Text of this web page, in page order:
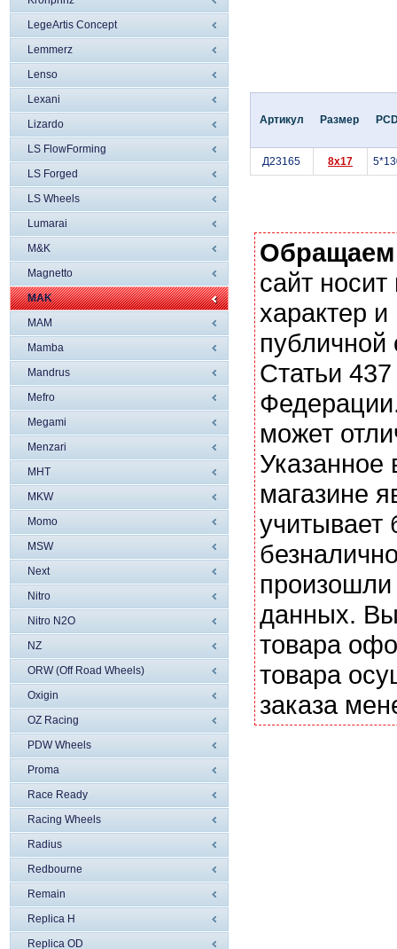
LegeArtis Concept
Lemmerz
Lenso
Lexani
Lizardo
LS FlowForming
LS Forged
LS Wheels
Lumarai
M&K
Magnetto
MAK
MAM
Mamba
Mandrus
Mefro
Megami
Menzari
MHT
MKW
Momo
MSW
Next
Nitro
Nitro N2O
NZ
ORW (Off Road Wheels)
Oxigin
OZ Racing
PDW Wheels
Proma
Race Ready
Racing Wheels
Radius
Redbourne
Remain
Replica H
Replica OD
Артикул Размер
Д23165 8x17
сайт
характер
Статьи
может
магазине
учитывает
данных. Вы
товара
товара
заказа